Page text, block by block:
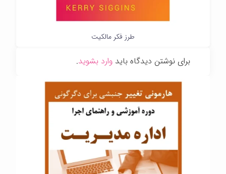
طرز فکر مالکیت
برای نوشتن دیدگاه باید وارد بشوید.